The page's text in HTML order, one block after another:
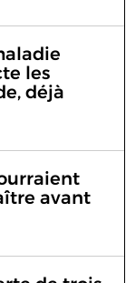
les
déjà
avant